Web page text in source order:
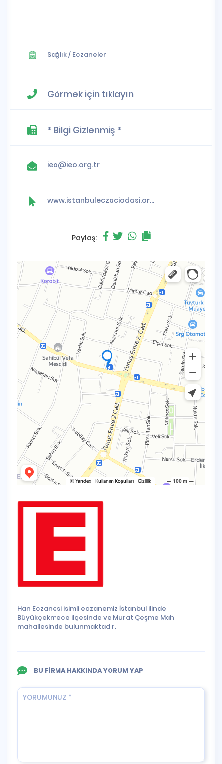
Sağlık/ Eczaneler
Görmek için tıklayın
* Bilgi Gizlenmiş *
ieo@ieo.org.tr
www.istanbuleczaciodasi.org.tr
Paylaş:
Han Eczanesi isimli eczanemiz İstanbul ilinde
Büyükçekmece ilçesinde ve Murat Çeşme Mah
mahallesinde bulunmaktadır.
BU FİRMA HAKKINDA YORUM YAP